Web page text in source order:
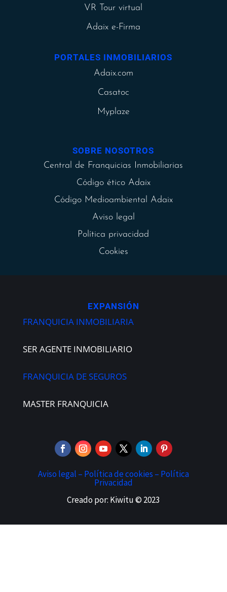
VR Tour virtual
Adaix e-Firma
PORTALES INMOBILIARIOS
Adaix.com
Casatoc
Myplaze
SOBRE NOSOTROS
Central de Franquicias Inmobiliarias
Código ético Adaix
Código Medioambiental Adaix
Aviso legal
Política privacidad
Cookies
EXPANSIÓN
FRANQUICIA INMOBILIARIA
SER AGENTE INMOBILIARIO
FRANQUICIA DE SEGUROS
MASTER FRANQUICIA
Aviso legal – Política de cookies – Política
Privacidad
Creado por: Kiwitu © 2023